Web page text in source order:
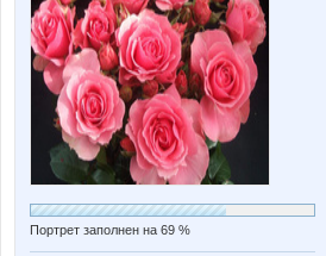
Портрет заполнен на 69 %